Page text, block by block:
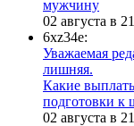
мужчину
02 августа в
6xz34e:
Уважаемая
лишняя.
Какие
подготовки
02 августа в